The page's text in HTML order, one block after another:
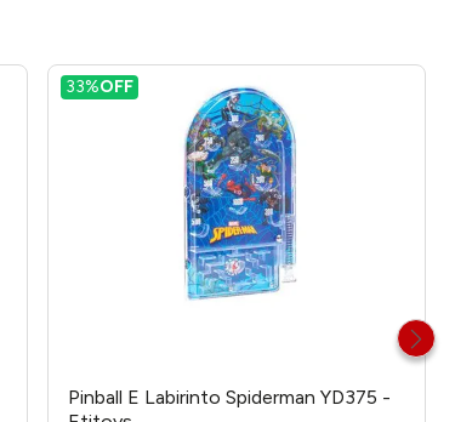
33%OFF
Pinball E Labirinto Spiderman YD375 -